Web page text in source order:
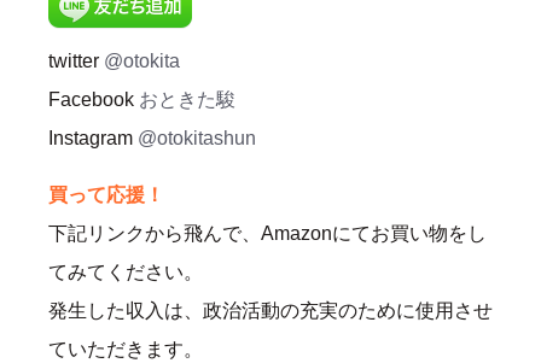
twitter @otokita
Facebook おときた駿
Instagram @otokitashun
買って応援！
下記リンクから飛んで、Amazonにてお買い物をし
てみてください。
発生した収入は、政治活動の充実のために使用させ
ていただきます。